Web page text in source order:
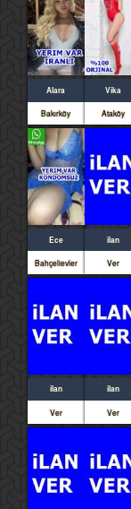
Alara
Bakırköy
Vika
Ataköy
Ece
Bahçelievler
ilan
Ver
ilan
Ver
ilan
Ver